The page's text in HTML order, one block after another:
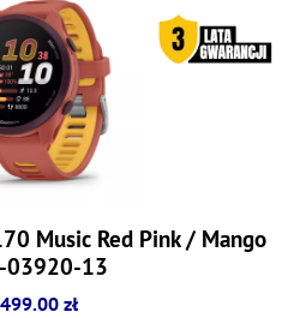
Music Red Pink / Mango
03920-13
zł